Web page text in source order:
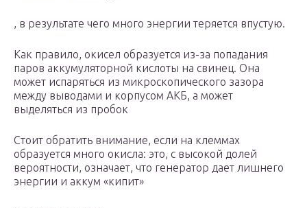
, в результате чего много энергии теряется впустую.
Как правило, окисел образуется из-за попадания
паров аккумуляторной кислоты на свинец. Она
может испаряться из микроскопического зазора
между выводами и корпусом АКБ, а может
выделяться из пробок
Стоит обратить внимание, если на клеммах
образуется много окисла: это, с высокой долей
вероятности, означает, что генератор дает лишнего
энергии и аккум «кипит»